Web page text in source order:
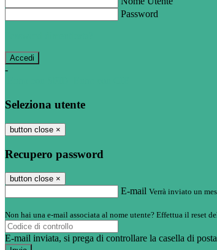
Password
-
Seleziona utente
button close ×
Recupero password
button close ×
E-mail Verrà inviato un
Non hai una e-mail associata al nome utente? Effettua il reset
E-mail inviata, si prega di controllare la casella di